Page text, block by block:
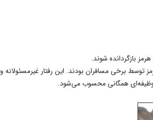
بازگردانده شوند.
توسط برخی مسافران بودند. این رفتار غیرمسئولانه و
وظیفه‌ای همگانی محسوب می‌شود.